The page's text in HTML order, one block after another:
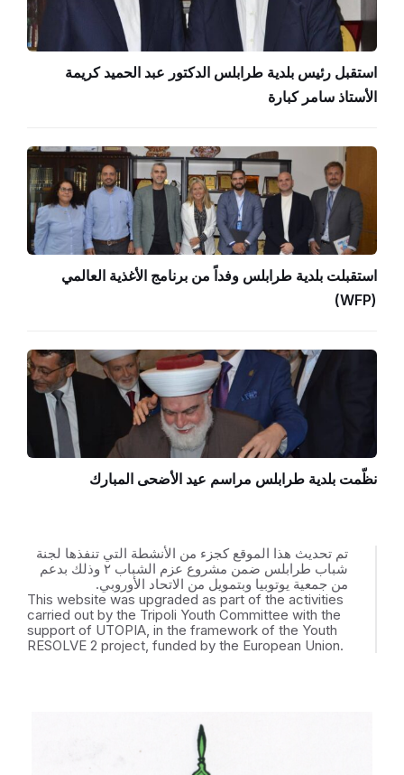
استقبل رئيس بلدية طرابلس الدكتور عبد الحميد كريمة
الأستاذ سامر كبارة
استقبلت بلدية طرابلس وفداً من برنامج الأغذية العالمي
(WFP)
نظّمت بلدية طرابلس مراسم عيد الأضحى المبارك
تم تحديث هذا الموقع كجزء من الأنشطة التي تنفذها لجنة
شباب طرابلس ضمن مشروع عزم الشباب ٢ وذلك بدعم
من جمعية يوتوبيا وبتمويل من الاتحاد الأوروبي.
This website was upgraded as part of the activities
carried out by the Tripoli Youth Committee with the
support of UTOPIA, in the framework of the Youth
RESOLVE 2 project, funded by the European Union.